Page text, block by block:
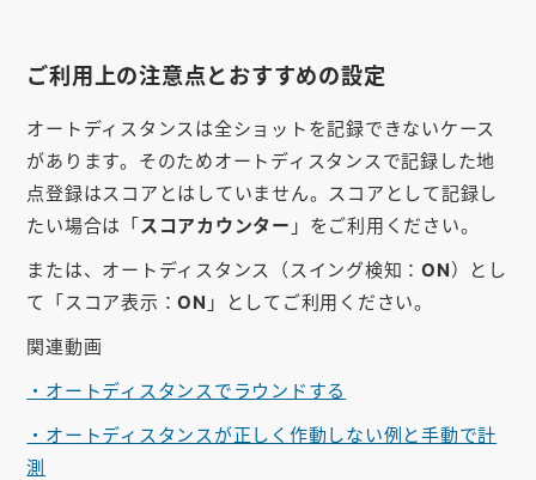
ご利用上の注意点とおすすめの設定
オートディスタンスは全ショットを記録できないケース
があります。そのためオートディスタンスで記録した地
点登録はスコアとはしていません。スコアとして記録し
たい場合は「スコアカウンター 」をご利用ください。
または、オートディスタンス（スイング検知：ON）とし
て「スコア表示：ON 」としてご利用ください。
関連動画
・オートディスタンスでラウンドする
・オートディスタンスが正しく作動しない例と手動で計
測